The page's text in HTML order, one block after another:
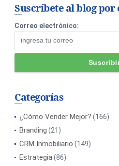
Suscríbete al blog
Correo electrónico:
Categorías
¿Cómo Vender Mejor? (166)
Branding (21)
CRM Inmobiliario (149)
Estrategia(86)